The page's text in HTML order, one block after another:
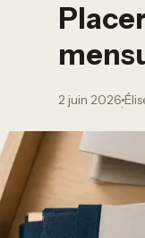
2 juin 2026
·